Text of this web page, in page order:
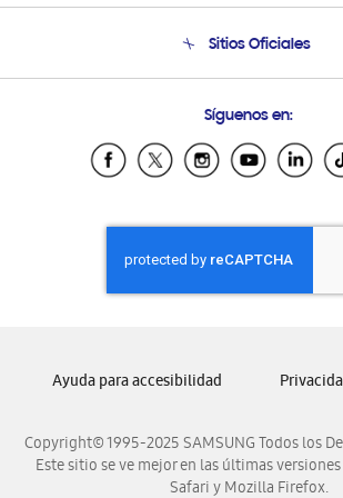
Soporte vía eMail
Sitios Oficiales
Samsung Ecuador
Samsung El Salvador
Samsung Honduras
Samsung Nicaragua
Samsung Panamá
Samsung Venezuela
Síguenos en:
Copyright© 1995-2025 SAMSUNG Todos los
Este sitio se ve mejor en las últimas
Safari y Mozilla Firefox.
Ayuda para accesibilidad